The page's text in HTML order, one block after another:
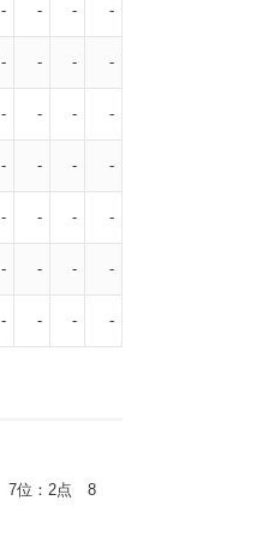
- - - -
- - - -
- - - -
- - - -
- - - -
- - - -
- - - -
7位：2点 8